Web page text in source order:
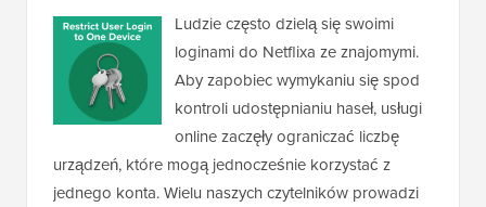
Ludzie często dzielą się swoimi
loginami do Netflixa ze znajomymi.
Aby zapobiec wymykaniu się spod
kontroli udostępnianiu haseł, usługi
online zaczęły ograniczać liczbę
urządzeń, które mogą jednocześnie korzystać z
jednego konta. Wielu naszych czytelników prowadzi